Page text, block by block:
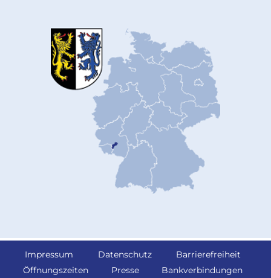
Impressum Datenschutz
Barrierefreiheit
Öffnungszeiten
Presse Bankverbindungen